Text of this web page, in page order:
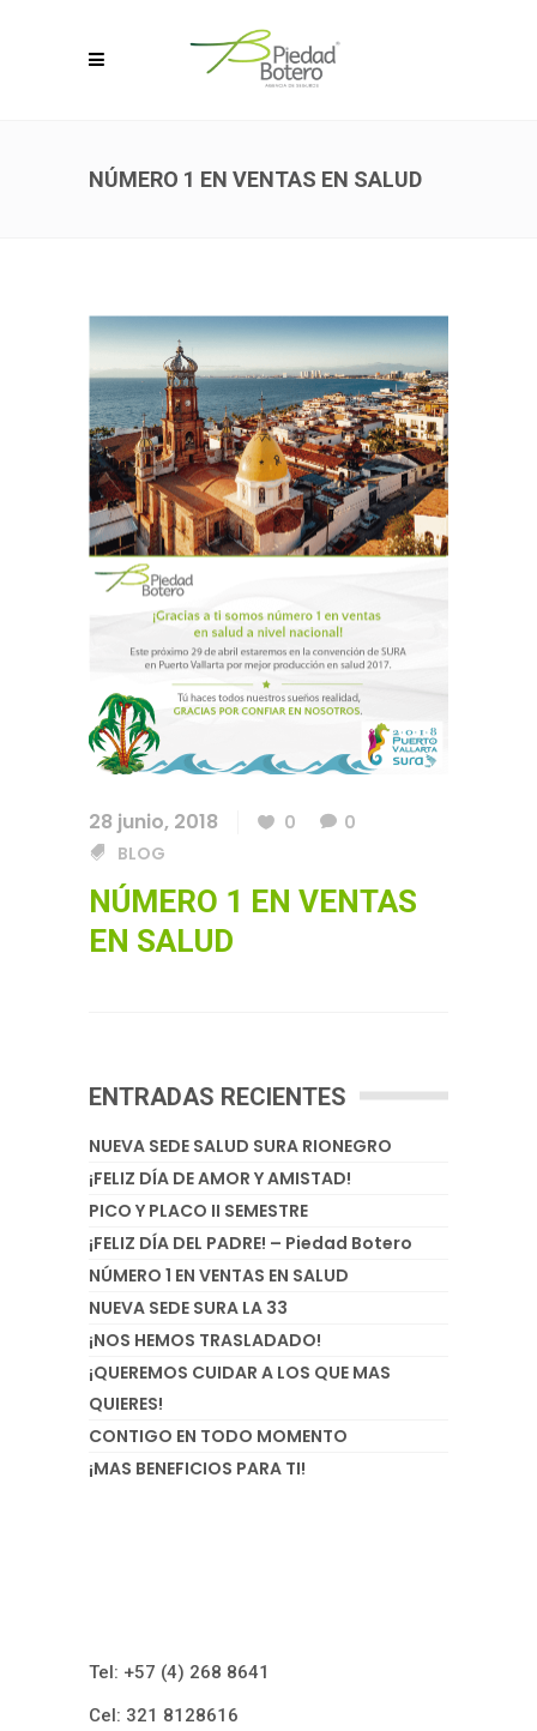
NÚMERO 1 EN VENTAS EN SALUD
28 junio, 2018 0
0
BLOG
NÚMERO 1 EN VENTAS
EN SALUD
ENTRADAS RECIENTES
NUEVA SEDE SALUD SURA RIONEGRO
¡FELIZ DÍA DE AMOR Y AMISTAD!
PICO Y PLACO II SEMESTRE
¡FELIZ DÍA DEL PADRE! – Piedad Botero
NÚMERO 1 EN VENTAS EN SALUD
NUEVA SEDE SURA LA 33
¡NOS HEMOS TRASLADADO!
¡QUEREMOS CUIDAR A LOS QUE MAS
QUIERES!
CONTIGO EN TODO MOMENTO
¡MAS BENEFICIOS PARA TI!
Tel: ​+57 (4) 268 8641
Cel: 321 8128616​